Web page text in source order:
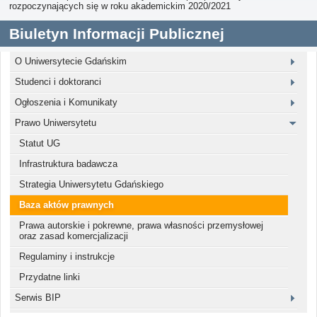
rozpoczynających się w roku akademickim 2020/2021
Biuletyn Informacji Publicznej
O Uniwersytecie Gdańskim
Studenci i doktoranci
Ogłoszenia i Komunikaty
Prawo Uniwersytetu
Statut UG
Infrastruktura badawcza
Strategia Uniwersytetu Gdańskiego
Baza aktów prawnych
Prawa autorskie i pokrewne, prawa własności przemysłowej
oraz zasad komercjalizacji
Regulaminy i instrukcje
Przydatne linki
Serwis BIP